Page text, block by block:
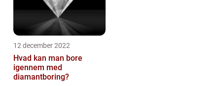
12 december 2022
Hvad kan man bore
igennem med
diamantboring?